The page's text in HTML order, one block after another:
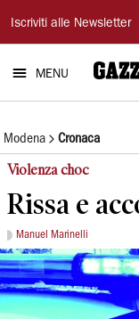
Gazzetta
di
Modena
Iscriviti alle Newsletter
MENU
Modena Cronaca
Violenza choc
Rissa e
Manuel Marinelli